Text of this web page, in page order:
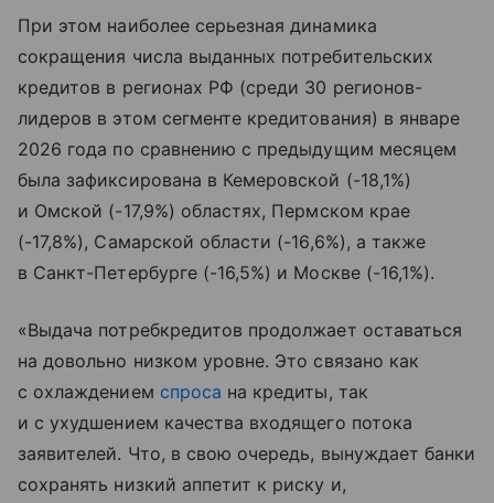
При этом наиболее серьезная динамика
сокращения числа выданных потребительских
кредитов в регионах РФ (среди 30 регионов-
лидеров в этом сегменте кредитования) в январе
2026 года по сравнению с предыдущим месяцем
была зафиксирована в Кемеровской (-18,1%)
и Омской (-17,9%) областях, Пермском крае
(-17,8%), Самарской области (-16,6%), а также
в Санкт-Петербурге (-16,5%) и Москве (-16,1%).
«Выдача потребкредитов продолжает оставаться
на довольно низком уровне. Это связано как
с охлаждением спроса на кредиты, так
и с ухудшением качества входящего потока
заявителей. Что, в свою очередь, вынуждает банки
сохранять низкий аппетит к риску и,